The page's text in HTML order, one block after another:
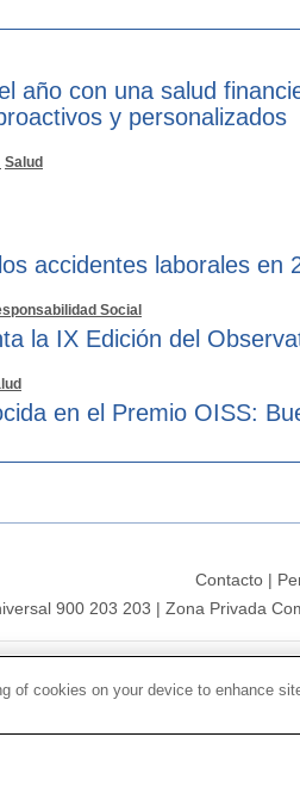
año con una salud
y personalizados
Salud
accidentes laborales en
Social
la IX Edición del
en el Premio OISS:
Contacto|
900 203 203 | Zona Privada
of cookies on your device to enhance